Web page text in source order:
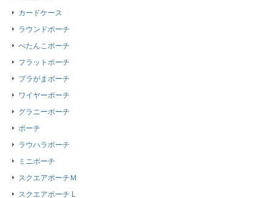
カードケース
ラウンドポーチ
ぺたんこポーチ
フラットポーチ
プラがまポーチ
ワイヤーポーチ
グラニーポーチ
ポーチ
ラウハラポーチ
ミニポーチ
スクエアポーチＭ
スクエアポーチ L